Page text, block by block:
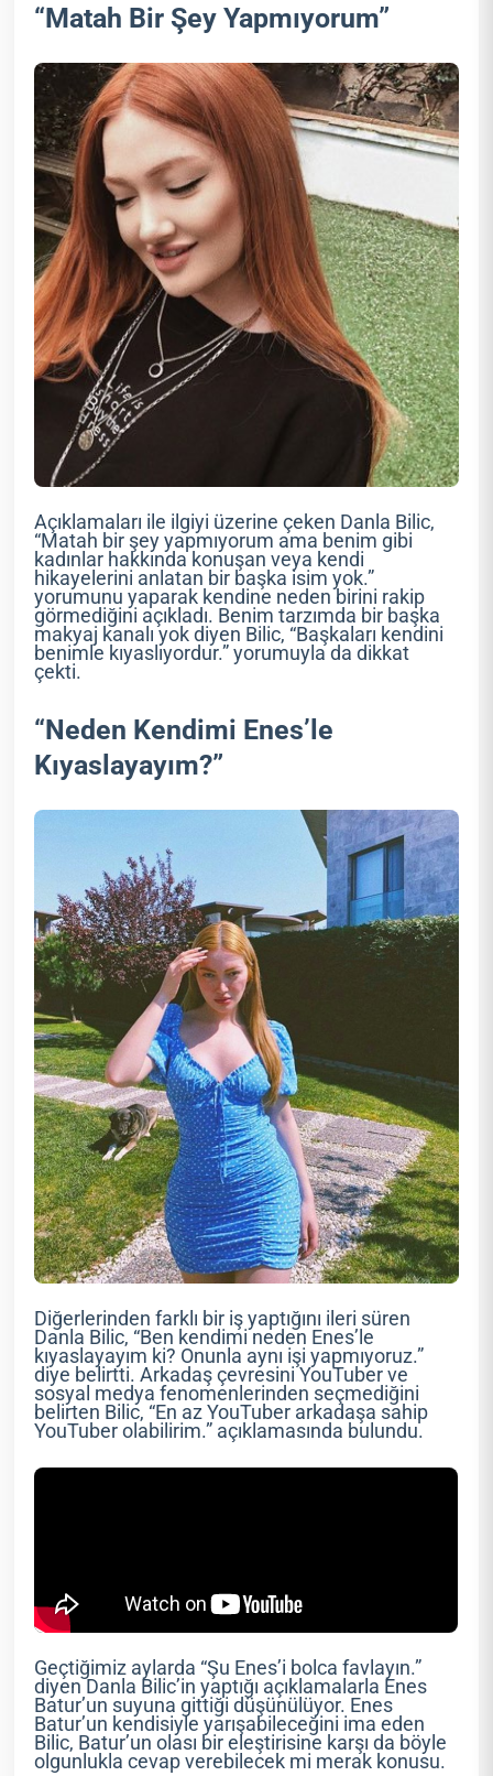
“Matah Bir Şey Yapmıyorum”
Açıklamaları ile ilgiyi üzerine çeken Danla Bilic,
“Matah bir şey yapmıyorum ama benim gibi
kadınlar hakkında konuşan veya kendi
hikayelerini anlatan bir başka isim yok.”
yorumunu yaparak kendine neden birini rakip
görmediğini açıkladı. Benim tarzımda bir başka
makyaj kanalı yok diyen Bilic, “Başkaları kendini
benimle kıyaslıyordur.” yorumuyla da dikkat
çekti.
“Neden Kendimi Enes’le
Kıyaslayayım?”
Diğerlerinden farklı bir iş yaptığını ileri süren
Danla Bilic, “Ben kendimi neden Enes’le
kıyaslayayım ki? Onunla aynı işi yapmıyoruz.”
diye belirtti. Arkadaş çevresini YouTuber ve
sosyal medya fenomenlerinden seçmediğini
belirten Bilic, “En az YouTuber arkadaşa sahip
YouTuber olabilirim.” açıklamasında bulundu.
Geçtiğimiz aylarda “Şu Enes’i bolca favlayın.”
diyen Danla Bilic’in yaptığı açıklamalarla Enes
Batur’un suyuna gittiği düşünülüyor. Enes
Batur’un kendisiyle yarışabileceğini ima eden
Bilic, Batur’un olası bir eleştirisine karşı da böyle
olgunlukla cevap verebilecek mi merak konusu.